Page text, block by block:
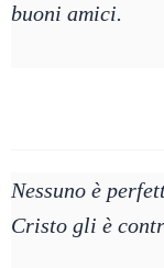
buoni amici.
Nessuno è
Cristo gli è